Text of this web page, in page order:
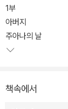
이 소설이 아니라
다. 사람들은 이 놀
임스 조이스, 버지
헤세…….
곳에서 모은 것들을
1부
아버지
주아나의 날
책속에서